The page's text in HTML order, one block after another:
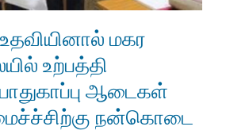
மகர
உற்பத்தி
ஆடைகள்
நன்கொடை